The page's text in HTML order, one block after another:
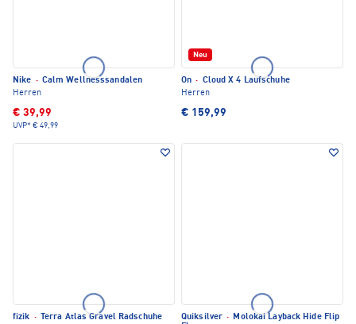
Nike · Calm Wellnesssandalen
Herren
€ 39,99
UVP* € 49,99
Neu
On · Cloud X 4 Laufschuhe
Herren
€ 159,99
fizik · Terra Atlas Gravel Radschuhe Quiksilver · Molokai Layback Hide Flip